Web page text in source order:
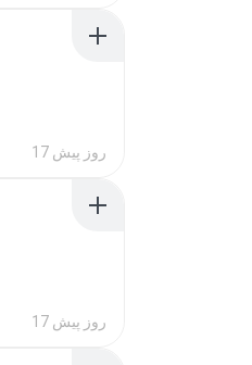
17 روز پیش
17 روز پیش